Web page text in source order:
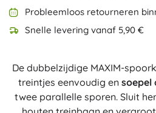
Probleemloos retourneren
Snelle levering vanaf 5,90 €
De dubbelzijdige MAXIM-
treintjes eenvoudig en soepel
twee parallelle sporen. Sluit